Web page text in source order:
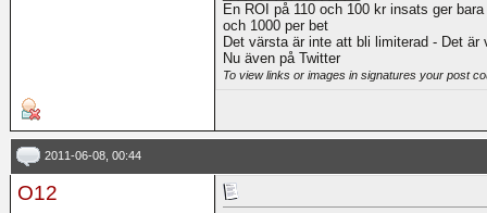
En ROI på 110 och 100 kr insats ger
och 1000 per bet
Det värsta är inte att bli limiterad - Det är
Nu även på Twitter
To view links or images in signatures your post
2011-06-08, 00:44
O12